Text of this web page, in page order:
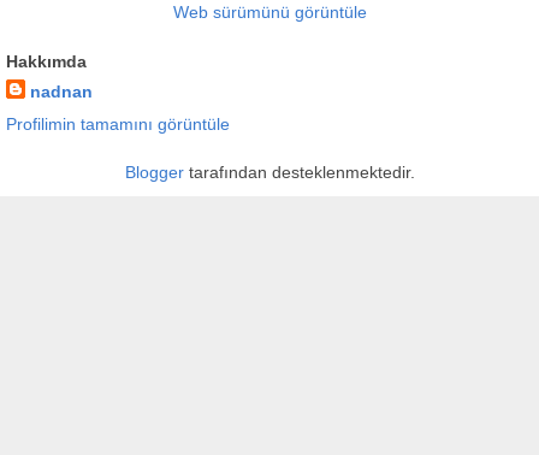
Web sürümünü görüntüle
Hakkımda
nadnan
Profilimin tamamını görüntüle
Bloggertarafından desteklenmektedir.